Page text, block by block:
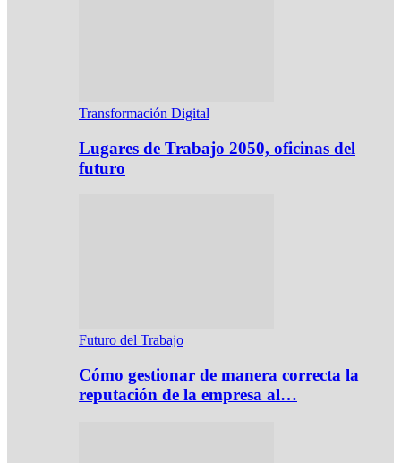
Transformación Digital
Lugares de Trabajo 2050, oficinas del
futuro
Futuro del Trabajo
Cómo gestionar de manera correcta la
reputación de la empresa al…